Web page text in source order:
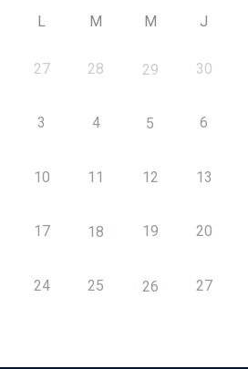
L M M J
27 28 29 30
3 4 5 6
10 11 12 13
17 18 19 20
24 25 26 27